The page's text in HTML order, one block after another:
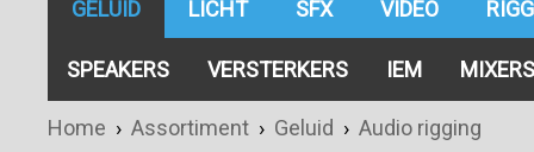
GELUID LICHT SFX VIDEO
SPEAKERS VERSTERKERS IEM MIXERS
Home › Assortiment › Geluid › Audio rigging